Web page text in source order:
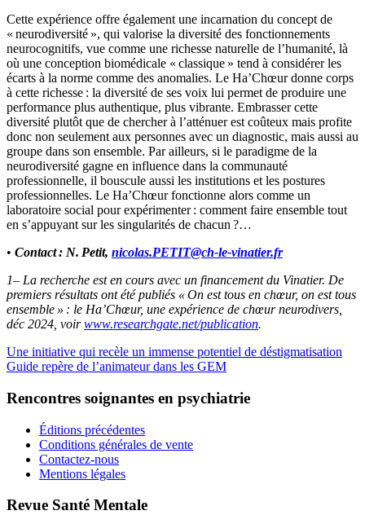
Cette expérience offre également une incarnation du concept de
« neurodiversité », qui valorise la diversité des fonctionnements
neurocognitifs, vue comme une richesse naturelle de l’humanité, là
où une conception biomédicale « classique » tend à considérer les
écarts à la norme comme des anomalies. Le Ha’Chœur donne corps
à cette richesse : la diversité de ses voix lui permet de produire une
performance plus authentique, plus vibrante. Embrasser cette
diversité plutôt que de chercher à l’atténuer est coûteux mais profite
donc non seulement aux personnes avec un diagnostic, mais aussi au
groupe dans son ensemble. Par ailleurs, si le paradigme de la
neurodiversité gagne en influence dans la communauté
professionnelle, il bouscule aussi les institutions et les postures
professionnelles. Le Ha’Chœur fonctionne alors comme un
laboratoire social pour expérimenter : comment faire ensemble tout
en s’appuyant sur les singularités de chacun ?…
• Contact : N. Petit, nicolas.PETIT@ch-le-vinatier.fr
1– La recherche est en cours avec un financement du Vinatier. De
premiers résultats ont été publiés « On est tous en chœur, on est tous
ensemble » : le Ha’Chœur, une expérience de chœur neurodivers,
déc 2024, voirwww.researchgate.net/publication.
Une initiative qui recèle un immense potentiel de déstigmatisation
Guide repère de l’animateur dans les GEM
Rencontres soignantes en psychiatrie
Éditions précédentes
Conditions générales de vente
Contactez-nous
Mentions légales
Revue Santé Mentale